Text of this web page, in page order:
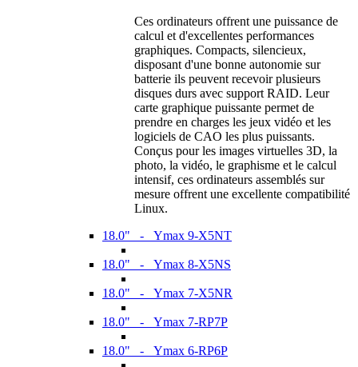
Ces ordinateurs offrent une puissance de
calcul et d'excellentes performances
graphiques. Compacts, silencieux,
disposant d'une bonne autonomie sur
batterie ils peuvent recevoir plusieurs
disques durs avec support RAID. Leur
carte graphique puissante permet de
prendre en charges les jeux vidéo et les
logiciels de CAO les plus puissants.
Conçus pour les images virtuelles 3D, la
photo, la vidéo, le graphisme et le calcul
intensif, ces ordinateurs assemblés sur
mesure offrent une excellente compatibilité
Linux.
18.0" - Ymax 9-X5NT
18.0" - Ymax 8-X5NS
18.0" - Ymax 7-X5NR
18.0" - Ymax 7-RP7P
18.0" - Ymax 6-RP6P